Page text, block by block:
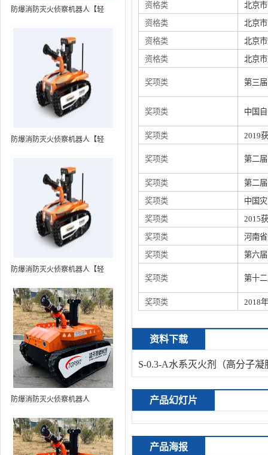
防爆消防灭火侦察机器人【轻
装置+语音控制+跟随功能+5G控
防爆消防灭火侦察机器人【轻
装置+语音控制+跟随功能+5G控
制+水炮跟踪火焰）RXR-
MC80BD（第8代）
防爆消防灭火侦察机器人【轻
装置+语音控制+跟随功能+5G控
制+水炮跟踪火焰+自主导航）
防爆消防灭火侦察机器人
资格类
北京
资格类
北京
资格类
北京
资格类
北京
奖项类 第三
奖项类 中国
奖项类 2019
奖项类 第二
奖项类
第二
奖项类
中国
奖项类
2015
奖项类
河南
奖项类
第六
奖项类 第十
奖项类 2018
资料下载
S-0.3-A水系灭火剂（高分子凝
产品幻灯片
产品海报